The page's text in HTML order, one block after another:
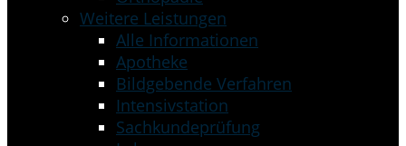
Weitere Leistungen
Alle Informationen
Apotheke
Bildgebende Verfahren
Intensivstation
Sachkundeprüfung